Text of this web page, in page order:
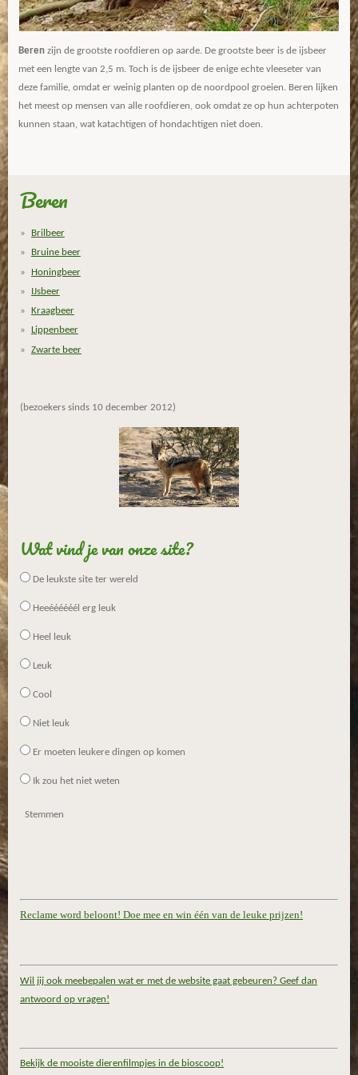
Beren zijn de grootste roofdieren op aarde. De grootste beer is de ijsbeer
met een lengte van 2,5 m. Toch is de ijsbeer de enige echte vleeseter van
deze familie, omdat er weinig planten op de noordpool groeien. Beren lijken
het meest op mensen van alle roofdieren, ook omdat ze op hun achterpoten
kunnen staan, wat katachtigen of hondachtigen niet doen.
Beren
Brilbeer
Bruine beer
Honingbeer
IJsbeer
Kraagbeer
Lippenbeer
Zwarte beer
(bezoekers sinds 10 december 2012)
Wat vind je van onze site?
De leukste site ter wereld
Heeéééééél erg leuk
Heel leuk
Leuk
Cool
Niet leuk
Er moeten leukere dingen op komen
Ik zou het niet weten
Stemmen
Reclame word beloont! Doe mee en win één van de leuke prijzen!
Wil jij ook meebepalen wat er met de website gaat gebeuren? Geef dan
antwoord op vragen!
Bekijk de mooiste dierenfilmpjes in de bioscoop!